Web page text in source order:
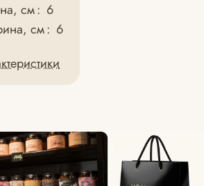
см: 6
см: 6